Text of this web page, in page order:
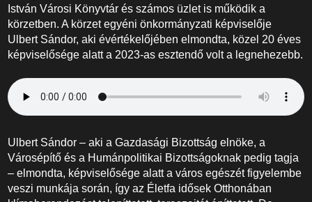
István Városi Könyvtár és számos üzlet is működik a
körzetben. A körzet egyéni önkormányzati képviselője
Ulbert Sándor, aki évértékelőjében elmondta, közel 20 éves
képviselősége alatt a 2023-as esztendő volt a legnehezebb.
Ulbert Sándor – aki a Gazdasági Bizottság elnöke, a
Városépítő és a Humánpolitikai Bizottságoknak pedig tagja
– elmondta, képviselősége alatt a város egészét figyelembe
veszi munkája során, így az Életfa idősek Otthonában